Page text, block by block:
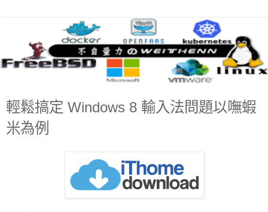
輕鬆搞定 Windows 8 輸入法問題以嘸蝦
米為例